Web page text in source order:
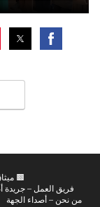
🟫
فريق العمل – جريدة
من نحن – أصداء الجهة